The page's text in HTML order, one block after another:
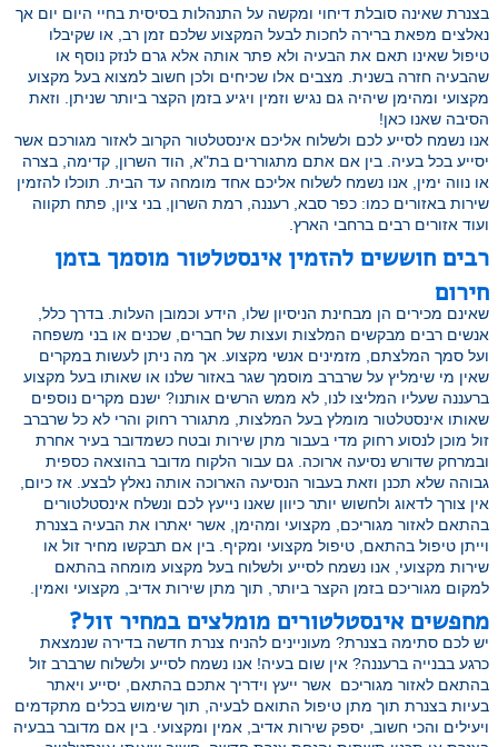
בצנרת שאינה סובלת דיחוי ומקשה על התנהלות בסיסית בחיי היום יום אך
נאלצים מפאת ברירה לחכות לבעל המקצוע שלכם זמן רב, או שקיבלו
טיפול שאינו תאם את הבעיה ולא פתר אותה אלא גרם לנזק נוסף או
שהבעיה חזרה בשנית. מצבים אלו שכיחים ולכן חשוב למצוא בעל מקצוע
מקצועי ומהימן שיהיה גם נגיש וזמין ויגיע בזמן הקצר ביותר שניתן. וזאת
הסיבה שאנו כאן!
אנו נשמח לסייע לכם ולשלוח אליכם אינסטלטור הקרוב לאזור מגורכם אשר
יסייע בכל בעיה. בין אם אתם מתגוררים בת"א, הוד השרון, קדימה, בצרה
או נווה ימין, אנו נשמח לשלוח אליכם אחד מומחה עד הבית. תוכלו להזמין
שירות באזורים כמו: כפר סבא, רעננה, רמת השרון, בני ציון, פתח תקווה
ועוד אזורים רבים ברחבי הארץ.
רבים חוששים להזמין אינסטלטור מוסמך בזמן
חירום
שאינם מכירים הן מבחינת הניסיון שלו, הידע וכמובן העלות. בדרך כלל,
אנשים רבים מבקשים המלצות ועצות של חברים, שכנים או בני משפחה
ועל סמך המלצתם, מזמינים אנשי מקצוע. אך מה ניתן לעשות במקרים
שאין מי שימליץ על שרברב מוסמך שגר באזור שלנו או שאותו בעל מקצוע
ברעננה שעליו המליצו לנו, לא ממש הרשים אותנו? ישנם מקרים נוספים
שאותו אינסטלטור מומלץ בעל המלצות, מתגורר רחוק והרי לא כל שרברב
זול מוכן לנסוע רחוק מדי בעבור מתן שירות ובטח כשמדובר בעיר אחרת
ובמרחק שדורש נסיעה ארוכה. גם עבור הלקוח מדובר בהוצאה כספית
גבוהה שלא תכנן וזאת בעבור הנסיעה הארוכה אותה נאלץ לבצע. אז כיום,
אין צורך לדאוג ולחשוש יותר כיוון שאנו נייעץ לכם ונשלח אינסטלטורים
בהתאם לאזור מגוריכם, מקצועי ומהימן, אשר יאתרו את הבעיה בצנרת
וייתן טיפול בהתאם, טיפול מקצועי ומקיף. בין אם תבקשו מחיר זול או
שירות מקצועי, אנו נשמח לסייע ולשלוח בעל מקצוע מומחה בהתאם
למקום מגוריכם בזמן הקצר ביותר, תוך מתן שירות אדיב, מקצועי ואמין.
מחפשים אינסטלטורים מומלצים במחיר זול?
יש לכם סתימה בצנרת? מעוניינים להניח צנרת חדשה בדירה שנמצאת
כרגע בבנייה ברעננה? אין שום בעיה! אנו נשמח לסייע ולשלוח שרברב זול
בהתאם לאזור מגוריכם אשר ייעץ וידריך אתכם בהתאם, יסייע ויאתר
בעיות בצנרת תוך מתן טיפול התואם לבעיה, תוך שימוש בכלים מתקדמים
ויעילים והכי חשוב, יספק שירות אדיב, אמין ומקצועי. בין אם מדובר בבעיה